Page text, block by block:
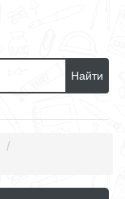
Найти